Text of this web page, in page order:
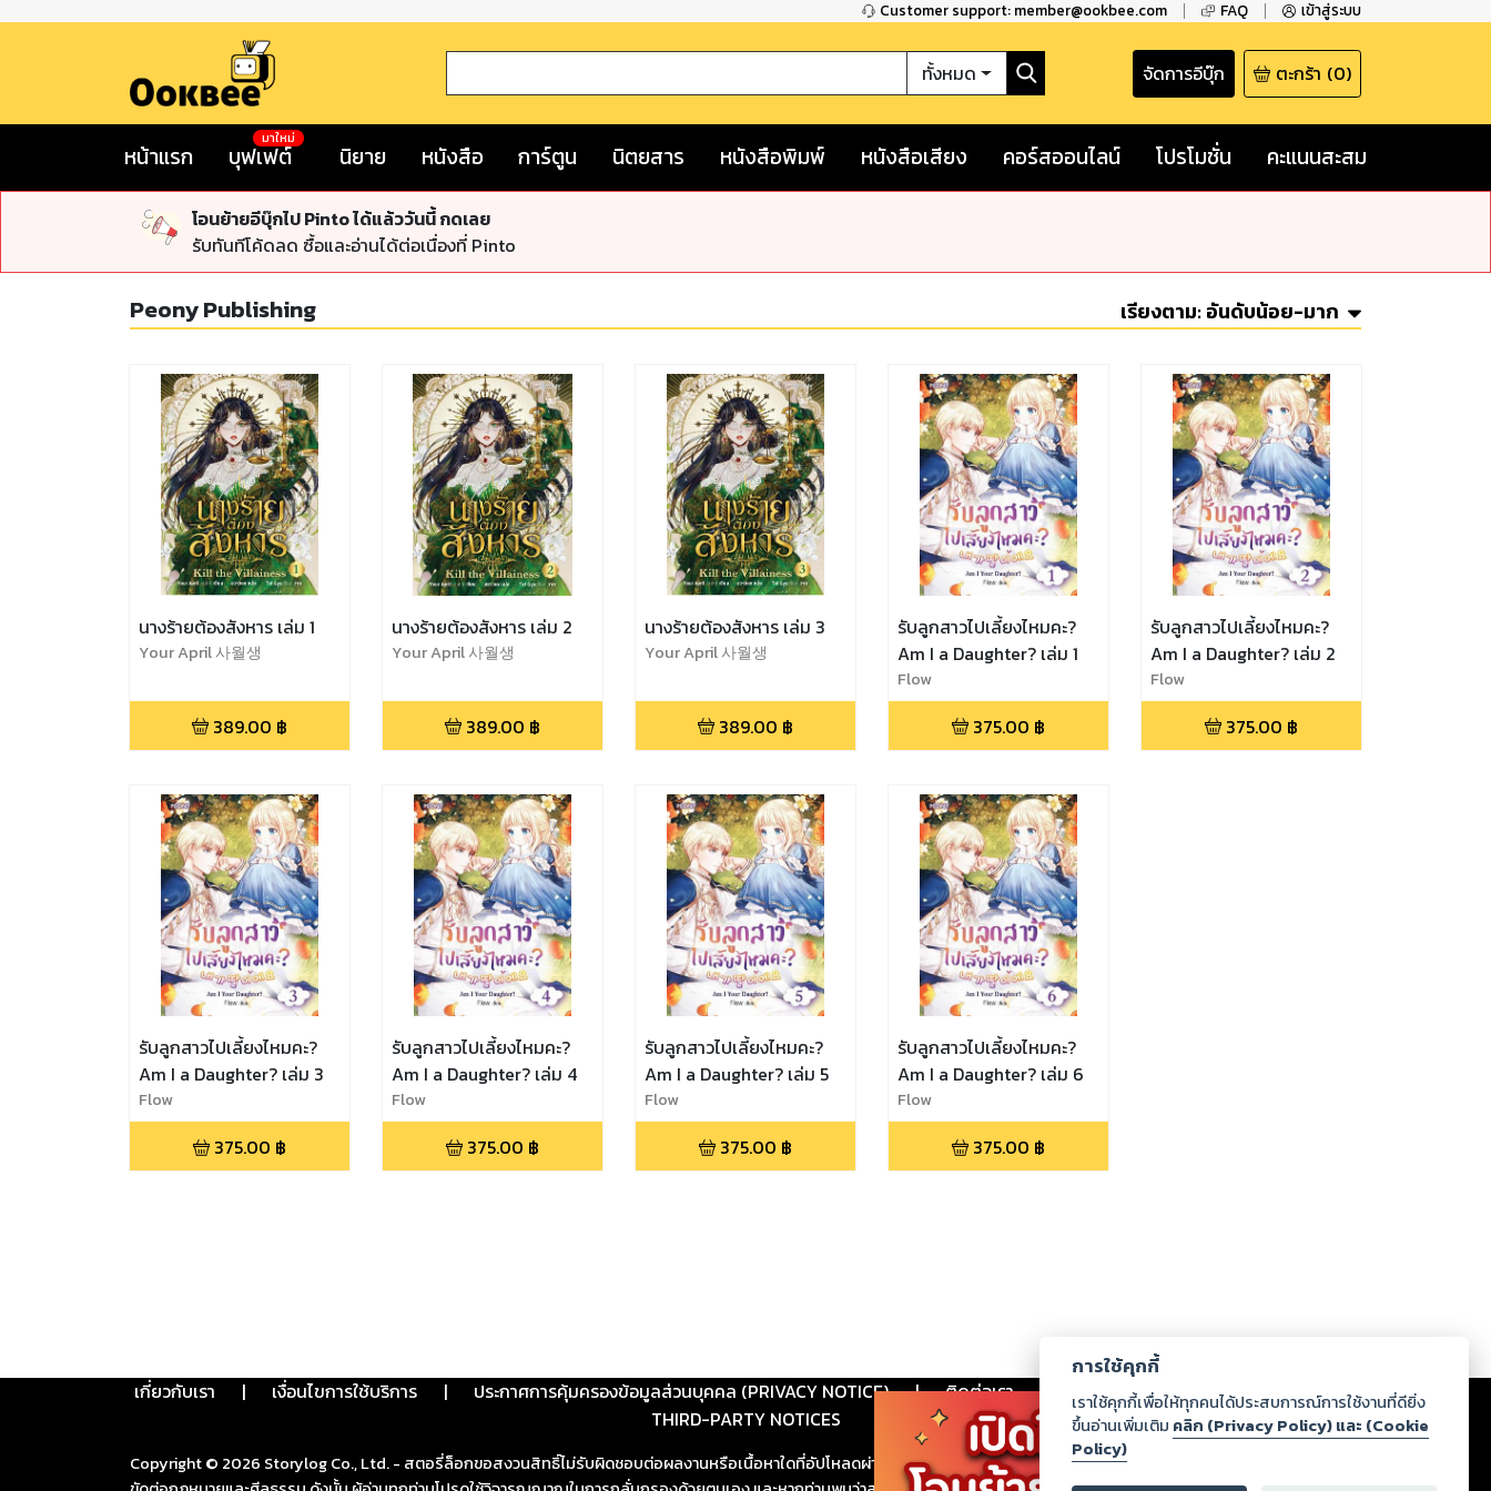
Customer support: member@ookbee.com FAQ เข้าสู่ระบบ
ทั้งหมด จัดการอีบุ๊ก ตะกร้า (0)
หน้าแรก บุฟเฟต์
มาใหม่
นิยาย หนังสือ การ์ตูน นิตยสาร หนังสือพิมพ์ หนังสือเสียง คอร์สออนไลน์ โปรโมชั่น คะแนนสะสม
โอนย้ายอีบุ๊กไป Pinto ได้แล้ววันนี้ กดเลย
รับทันทีโค้ดลด ซื้อและอ่านได้ต่อเนื่องที่ Pinto
Peony Publishing เรียงตาม:อันดับน้อย-มาก
นางร้ายต้องสังหาร เล่ม 1
Your April 사월생
389.00 ฿
นางร้ายต้องสังหาร เล่ม 2
Your April 사월생
389.00 ฿
นางร้ายต้องสังหาร เล่ม 3
Your April 사월생
389.00 ฿
รับลูกสาวไปเลี้ยงไหมคะ?
Am I a Daughter? เล่ม 1
Flow
375.00 ฿
รับลูกสาวไปเลี้ยงไหมคะ?
Am I a Daughter? เล่ม 2
Flow
375.00 ฿
รับลูกสาวไปเลี้ยงไหมคะ?
Am I a Daughter? เล่ม 3
Flow
375.00 ฿
รับลูกสาวไปเลี้ยงไหมคะ?
Am I a Daughter? เล่ม 4
Flow
375.00 ฿
รับลูกสาวไปเลี้ยงไหมคะ?
Am I a Daughter? เล่ม 5
Flow
375.00 ฿
รับลูกสาวไปเลี้ยงไหมคะ?
Am I a Daughter? เล่ม 6
Flow
375.00 ฿
เกี่ยวกับเรา | เงื่อนไขการใช้บริการ | ประกาศการคุ้มครองข้อมูลส่วนบุคคล (PRIVACY NOTICE) | ติดต่อเรา ร่วมงานกับเรา ดาวน์โหลด
THIRD-PARTY NOTICES
Copyright © 2026 Storylog Co., Ltd. - สตอรี่ล็อกขอสงวนสิทธิ์ไม่รับผิดชอบต่อผลงานหรือเนื้อหาใดที่อัปโหลดผ่านเว็บไซต์และปรากฏว่าละเมิดสิทธิในทรัพย์สินทางปัญญาของบุคคลอื่นหรือ
การใช้คุกกี้
เราใช้คุกกี้เพื่อให้ทุกคนได้ประสบการณ์การใช้งานที่ดียิ่ง
ขึ้นอ่านเพิ่มเติม คลิก (Privacy Policy) และ (Cookie
Policy)